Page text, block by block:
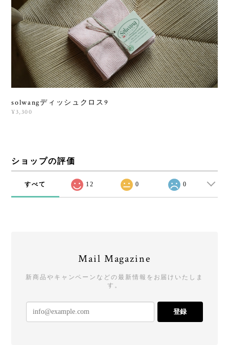
solwangディッシュクロス9
¥3,300
ショップの評価
すべて 12 0 0
Mail Magazine
新商品やキャンペーンなどの最新情報をお届けいたしま
す。
登録